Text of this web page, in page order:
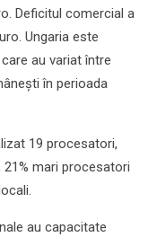
Deficitul comercial a
Ungaria este
au variat între
în perioada
19 procesatori,
mari procesatori
au capacitate